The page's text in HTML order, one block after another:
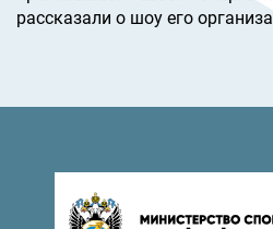
рассказали о шоу его